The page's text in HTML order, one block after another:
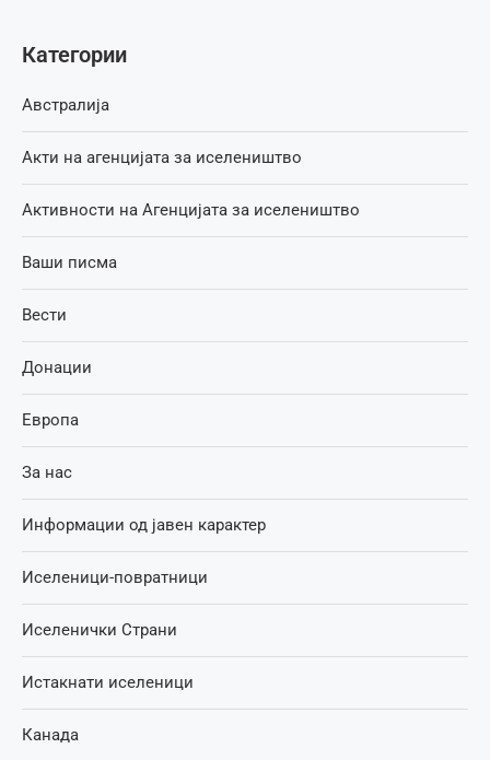
Категории
Австралија
Акти на агенцијата за иселеништво
Активности на Агенцијата за иселеништво
Ваши писма
Вести
Донации
Европа
За нас
Информации од јавен карактер
Иселеници-повратници
Иселенички Страни
Истакнати иселеници
Канада